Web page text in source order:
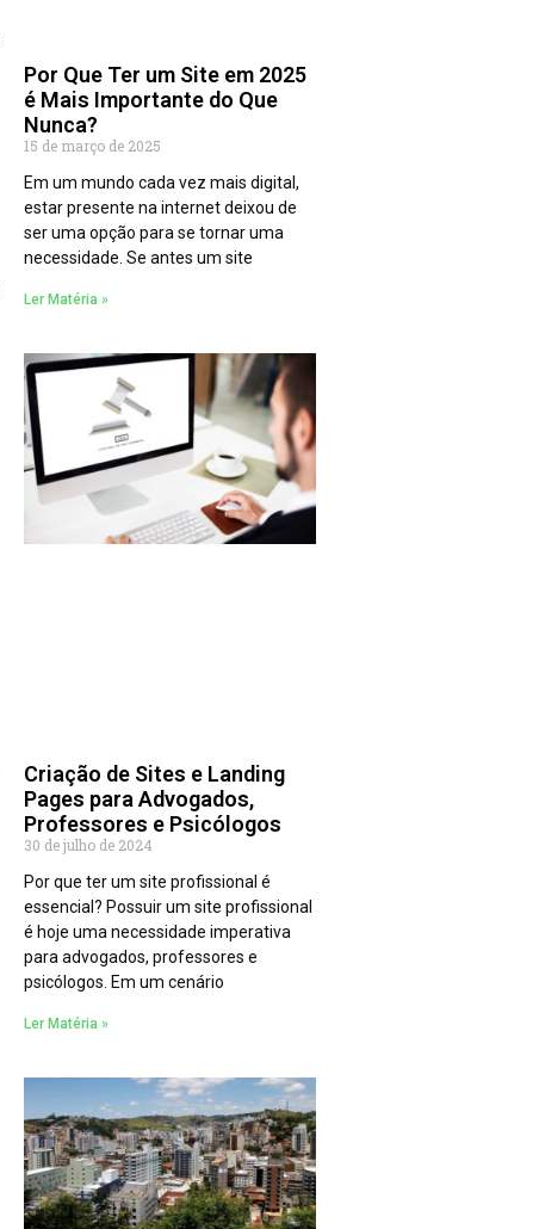
Por Que Ter um Site em 2025
é Mais Importante do Que
Nunca?
15 de março de 2025
Em um mundo cada vez mais digital,
estar presente na internet deixou de
ser uma opção para se tornar uma
necessidade. Se antes um site
Ler Matéria »
Criação de Sites e Landing
Pages para Advogados,
Professores e Psicólogos
30 de julho de 2024
Por que ter um site profissional é
essencial? Possuir um site profissional
é hoje uma necessidade imperativa
para advogados, professores e
psicólogos. Em um cenário
Ler Matéria »